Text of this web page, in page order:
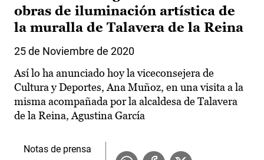
obras de iluminación artística de
la muralla de Talavera de la Reina
25 de Noviembre de 2020
Así lo ha anunciado hoy la viceconsejera de
Cultura y Deportes, Ana Muñoz, en una visita a la
misma acompañada por la alcaldesa de Talavera
de la Reina, Agustina García
Notas de prensa